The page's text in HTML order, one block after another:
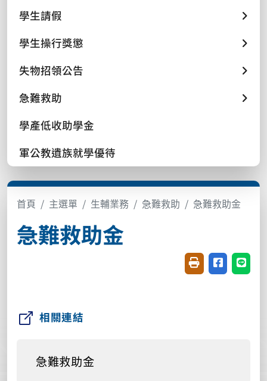
學生請假
學生操行獎懲
失物招領公告
急難救助
學產低收助學金
軍公教遺族就學優待
首頁 主選單 生輔業務 急難救助 急難救助金
急難救助金
友善列印(開新視
分享至臉書
分享
相關連結
急難救助金